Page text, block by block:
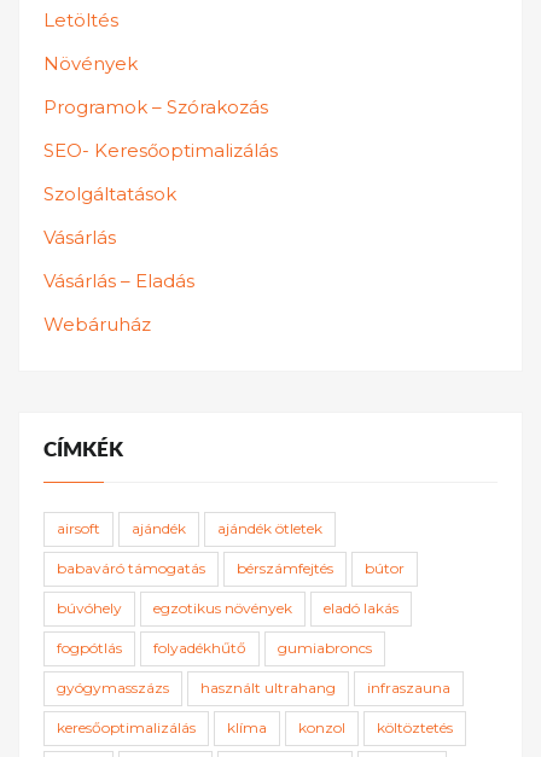
Letöltés
Növények
Programok – Szórakozás
SEO- Keresőoptimalizálás
Szolgáltatások
Vásárlás
Vásárlás – Eladás
Webáruház
CÍMKÉK
airsoft ajándék ajándék ötletek
babaváró támogatás bérszámfejtés bútor
búvóhely egzotikus növények eladó lakás
fogpótlás folyadékhűtő gumiabroncs
gyógymasszázs használt ultrahang infraszauna
keresőoptimalizálás klíma konzol költöztetés